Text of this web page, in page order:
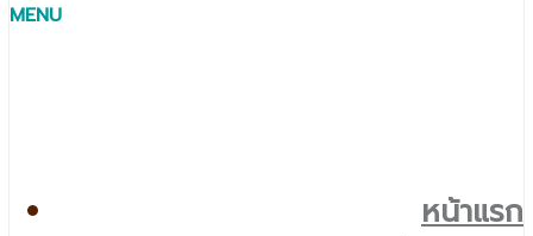
MENU
หน้าแรก